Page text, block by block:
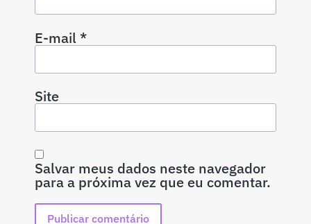
E-mail*
Site
Salvar meus dados neste navegador
para a próxima vez que eu comentar.